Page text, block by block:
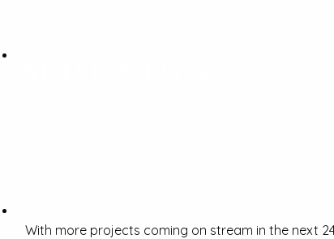
With more projects coming on stream in the next